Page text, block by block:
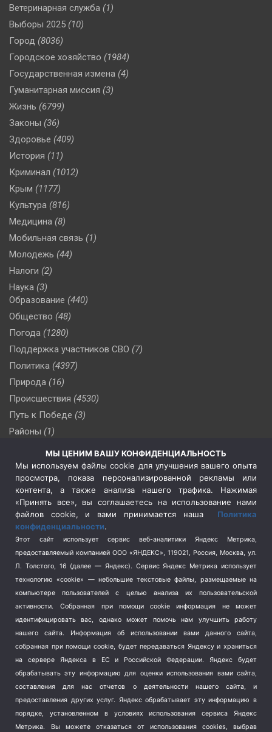
Ветеринарная служба (1)
Выборы 2025 (10)
Город (8036)
Городское хозяйство (1984)
Государственная измена (4)
Гуманитарная миссия (3)
Жизнь (6799)
Законы (36)
Здоровье (409)
История (11)
Криминал (1012)
Крым (1177)
Культура (816)
Медицина (8)
Мобильная связь (1)
Молодежь (44)
Налоги (2)
Наука (3)
Образование (440)
Общество (48)
Погода (1280)
Поддержка участников СВО (7)
Политика (4397)
Природа (16)
Происшествия (4530)
Путь к Победе (3)
Районы (1)
(510)
Сельское хозяйство (3)
Социальная политика
(3)
Спецоперация в Украине
Спецоперация на Украине
(404)
Спорт (740)
Терроризм (1)
Транспорт (262)
Туризм (178)
Флот (76)
Школа и спорт (2)
Экология (8)
Экономика (1172)
МЫ ЦЕНИМ ВАШУ КОНФИДЕНЦИАЛЬНОСТЬ
Мы используем файлы cookie для улучшения вашего опыта
просмотра, показа персонализированной рекламы или
контента, а также анализа нашего трафика. Нажимая
«Принять все», вы соглашаетесь на использование нами
файлов cookie, и вами принимается наша Политика
конфиденциальности.
Этот сайт использует сервис веб-аналитики Яндекс Метрика,
предоставляемый компанией ООО «ЯНДЕКС», 119021, Россия, Москва, ул.
Л. Толстого, 16 (далее — Яндекс). Сервис Яндекс Метрика использует
технологию «cookie» — небольшие текстовые файлы, размещаемые на
компьютере пользователей с целью анализа их пользовательской
активности.
Собранная при помощи cookie информация не может
идентифицировать вас, однако может помочь нам улучшить работу
нашего сайта. Информация об использовании вами данного сайта,
собранная при помощи cookie, будет передаваться Яндексу и храниться
на сервере Яндекса в ЕС и Российской Федерации. Яндекс будет
обрабатывать эту информацию для оценки использования вами сайта,
составления для нас отчетов о деятельности нашего сайта, и
предоставления других услуг. Яндекс обрабатывает эту информацию в
порядке, установленном в условиях использования сервиса Яндекс
Метрика.
Вы можете отказаться от использования cookies, выбрав